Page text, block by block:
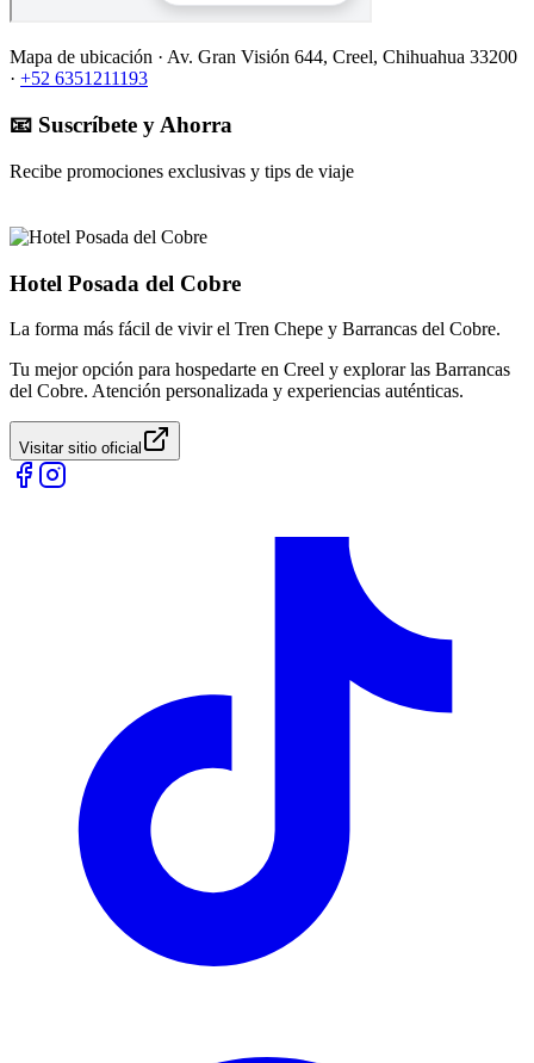
Mapa de ubicación · Av. Gran Visión 644, Creel, Chihuahua 33200
· +52 6351211193
📧 Suscríbete y Ahorra
Recibe promociones exclusivas y tips de viaje
Hotel Posada del Cobre
La forma más fácil de vivir el Tren Chepe y Barrancas del Cobre.
Tu mejor opción para hospedarte en Creel y explorar las Barrancas
del Cobre. Atención personalizada y experiencias auténticas.
Visitar sitio oficial